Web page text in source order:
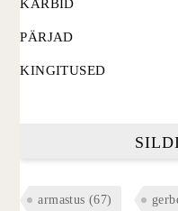
KARBID
PÄRJAD
KINGITUSED
armastus (67)